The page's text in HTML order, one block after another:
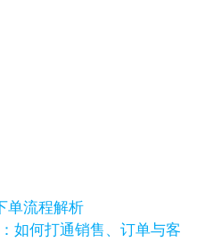
单流程解析
如何打通销售、订单与客